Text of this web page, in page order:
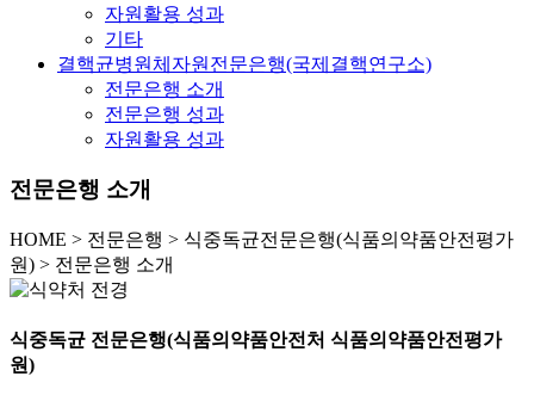
자원활용 성과
기타
결핵균병원체자원전문은행(국제결핵연구소)
전문은행 소개
전문은행 성과
자원활용 성과
전문은행 소개
HOME > 전문은행 > 식중독균전문은행(식품의약품안전평가
원) > 전문은행 소개
식중독균 전문은행(식품의약품안전처 식품의약품안전평가
원)